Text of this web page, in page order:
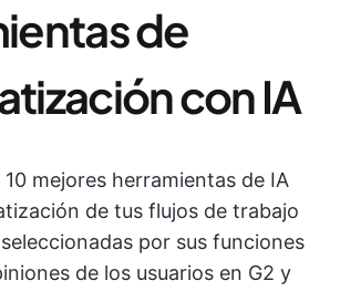
de
con IA
mejores herramientas de IA
de tus flujos de trabajo
por sus funciones
de los usuarios en G2 y